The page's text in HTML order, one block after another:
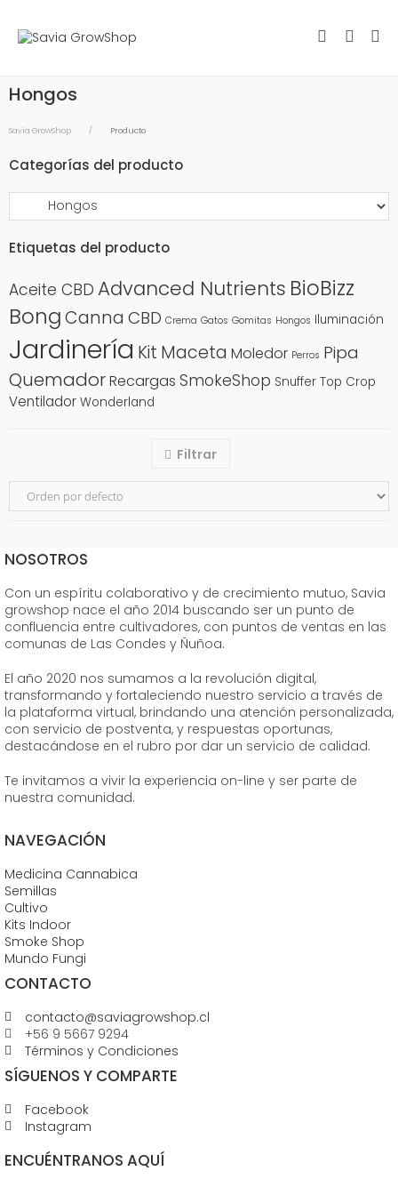
Hongos
Savia GrowShop Producto
Categorías del producto
Etiquetas del producto
Aceite CBD Advanced Nutrients BioBizz
BongCanna CBD Crema Gatos Gomitas Hongos Iluminación
Jardinería Kit Maceta Moledor Perros Pipa
QuemadorRecargas SmokeShop Snuffer Top Crop
Ventilador Wonderland
Filtrar
NOSOTROS
Con un espíritu colaborativo y de crecimiento mutuo, Savia
growshop nace el año 2014 buscando ser un punto de
confluencia entre cultivadores, con puntos de ventas en las
comunas de Las Condes y Ñuñoa.
El año 2020 nos sumamos a la revolución digital,
transformando y fortaleciendo nuestro servicio a través de
la plataforma virtual, brindando una atención personalizada,
con servicio de postventa, y respuestas oportunas,
destacándose en el rubro por dar un servicio de calidad.
Te invitamos a vivir la experiencia on-line y ser parte de
nuestra comunidad.
NAVEGACIÓN
Medicina Cannabica
Semillas
Cultivo
Kits Indoor
Smoke Shop
Mundo Fungi
CONTACTO
contacto@saviagrowshop.cl
+56 9 5667 9294
Términos y Condiciones
SÍGUENOS Y COMPARTE
Facebook
Instagram
ENCUÉNTRANOS AQUÍ